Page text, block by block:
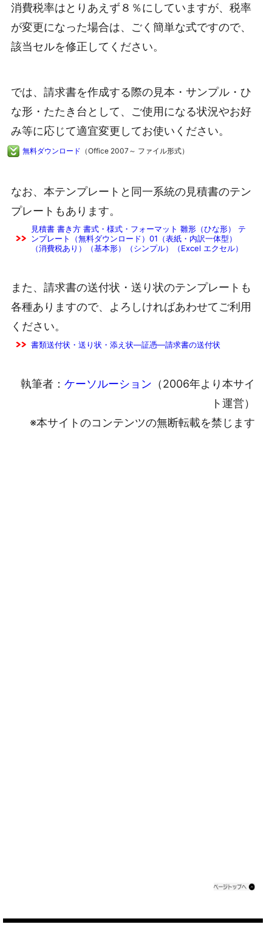
消費税率はとりあえず８％にしていますが、税率
が変更になった場合は、ごく簡単な式ですので、
該当セルを修正してください。
では、請求書を作成する際の見本・サンプル・ひ
な形・たたき台として、ご使用になる状況やお好
み等に応じて適宜変更してお使いください。
無料ダウンロード （Office 2007～ ファイル形式）
なお、本テンプレートと同一系統の見積書のテン
プレートもあります。
見積書 書き方 書式・様式・フォーマット 雛形（ひな形） テ
ンプレート（無料ダウンロード）01（表紙・内訳一体型）
（消費税あり）（基本形）（シンプル）（Excel エクセル）
また、請求書の送付状・送り状のテンプレートも
各種ありますので、よろしければあわせてご利用
ください。
書類送付状・送り状・添え状―証憑―請求書の送付状
執筆者： ケーソルーション （2006年より本サイ
ト運営）
※本サイトのコンテンツの無断転載を禁じます